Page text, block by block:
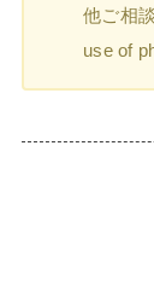
他ご相
use of